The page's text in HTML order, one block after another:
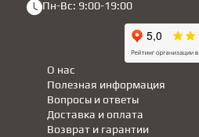
Пн-Вс: 9:00-19:00
Полезная информация
Вопросы и ответы
Доставка и оплата
Возврат и гарантии
О нас